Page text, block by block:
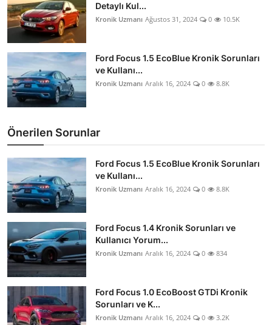
Detaylı Kul...
Kronik Uzmanı Ağustos 31, 2024 0 10.5K
Ford Focus 1.5 EcoBlue Kronik Sorunları
ve Kullanı...
Kronik Uzmanı Aralık 16, 2024 0 8.8K
Önerilen Sorunlar
Ford Focus 1.5 EcoBlue Kronik Sorunları
ve Kullanı...
Kronik Uzmanı Aralık 16, 2024 0 8.8K
Ford Focus 1.4 Kronik Sorunları ve
Kullanıcı Yorum...
Kronik Uzmanı Aralık 16, 2024 0 834
Ford Focus 1.0 EcoBoost GTDi Kronik
Sorunları ve K...
Kronik Uzmanı Aralık 16, 2024 0 3.2K